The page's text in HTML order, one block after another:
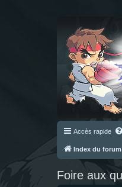
Accès rapide
Index du forum
Foire aux